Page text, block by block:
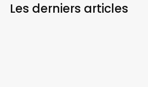
Les derniers articles